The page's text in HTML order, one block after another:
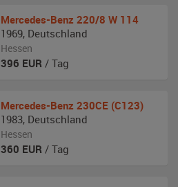
Mercedes-Benz 220/8 W 114
1969, Deutschland
Hessen
396 EUR / Tag
Mercedes-Benz 230CE (C123)
1983, Deutschland
Hessen
360 EUR / Tag